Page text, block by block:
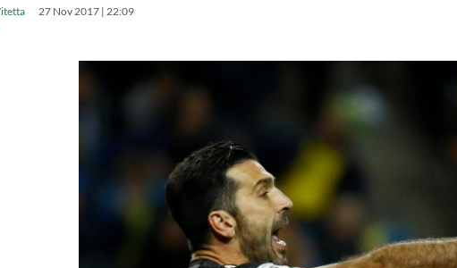
27 Nov 2017 | 22:09